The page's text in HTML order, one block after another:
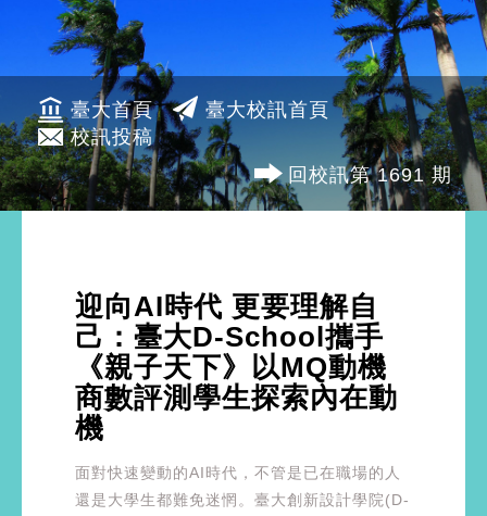
臺大首頁
臺大校訊首頁
校訊投稿
回校訊第 1691 期
迎向AI時代 更要理解自
己：臺大D-School攜手
《親子天下》以MQ動機
商數評測學生探索內在動
機
面對快速變動的AI時代，不管是已在職場的人
還是大學生都難免迷惘。臺大創新設計學院(D-